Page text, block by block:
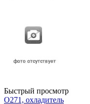
Быстрый просмотр
О271, охладитель